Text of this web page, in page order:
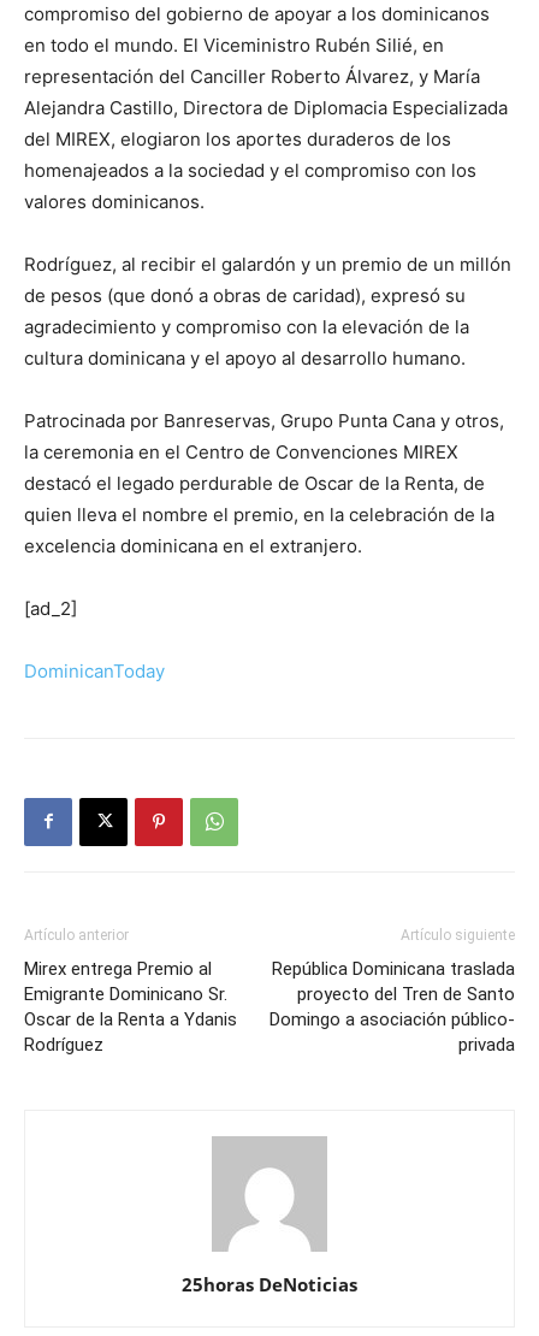
compromiso del gobierno de apoyar a los dominicanos
en todo el mundo. El Viceministro Rubén Silié, en
representación del Canciller Roberto Álvarez, y María
Alejandra Castillo, Directora de Diplomacia Especializada
del MIREX, elogiaron los aportes duraderos de los
homenajeados a la sociedad y el compromiso con los
valores dominicanos.
Rodríguez, al recibir el galardón y un premio de un millón
de pesos (que donó a obras de caridad), expresó su
agradecimiento y compromiso con la elevación de la
cultura dominicana y el apoyo al desarrollo humano.
Patrocinada por Banreservas, Grupo Punta Cana y otros,
la ceremonia en el Centro de Convenciones MIREX
destacó el legado perdurable de Oscar de la Renta, de
quien lleva el nombre el premio, en la celebración de la
excelencia dominicana en el extranjero.
[ad_2]
DominicanToday
Artículo anterior
Mirex entrega Premio al
Emigrante Dominicano Sr.
Oscar de la Renta a Ydanis
Rodríguez
Artículo siguiente
República Dominicana traslada
proyecto del Tren de Santo
Domingo a asociación público-
privada
25horas DeNoticias